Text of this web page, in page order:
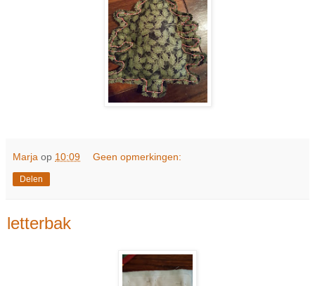
Marja op 10:09 Geen opmerkingen:
Delen
letterbak